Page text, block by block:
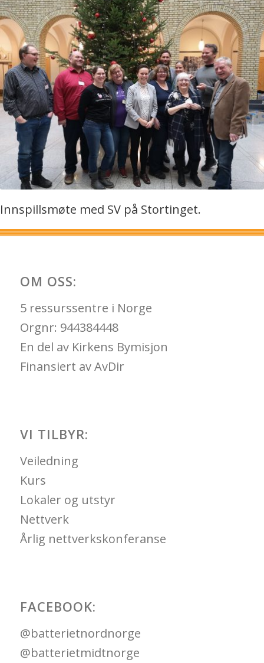
Innspillsmøte med SV på Stortinget.
OM OSS:
5 ressurssentre i Norge
Orgnr: 944384448
En del av Kirkens Bymisjon
Finansiert av AvDir
VI TILBYR:
Veiledning
Kurs
Lokaler og utstyr
Nettverk
Årlig nettverkskonferanse
FACEBOOK:
@batterietnordnorge
@batterietmidtnorge